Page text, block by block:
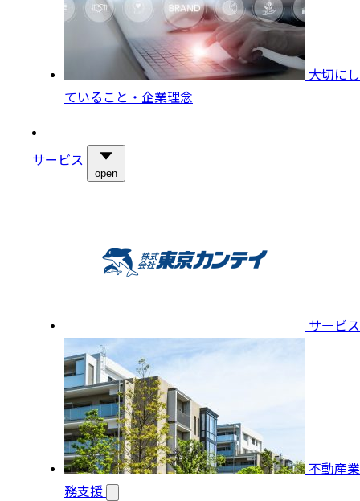
大切にし
ていること・企業理念
サービス
open
サービス
不動産業
務支援